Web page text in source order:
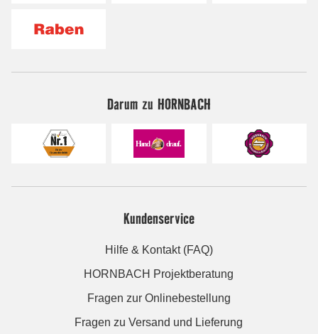
Darum zu HORNBACH
Kundenservice
Hilfe & Kontakt (FAQ)
HORNBACH Projektberatung
Fragen zur Onlinebestellung
Fragen zu Versand und Lieferung